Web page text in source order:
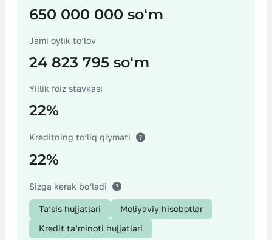
Sug‘urta xarajatlari
Notarius хarajatlari
Boshqa хarajatlar
650 000 000 soʻm
Jami oylik to‘lov
24 823 795 soʻm
Yillik foiz stavkasi
22%
Kreditning to‘liq qiymati
22%
Sizga kerak bo‘ladi
Ta’sis hujjatlari
Moliyaviy hisobotlar
Kredit ta’minoti hujjatlari